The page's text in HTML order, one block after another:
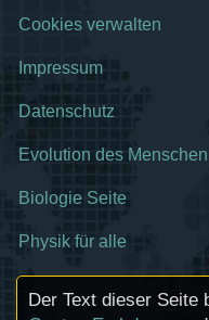
Cookies verwalten
Impressum
Datenschutz
Evolution des Menschen
Biologie Seite
Physik für alle
Der Text dieser Seite